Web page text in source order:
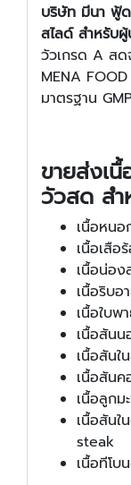
บริษัท มีนา ฟู้ด
สไลด์ สำหรับผู้
วัวเกรด A ส
MENA
มาตรฐาน
ขายส่งเ
วัวสด สำ
เนื้อหน
เนื้อเสื
เนื้อน่อ
เนื้อริบ
เนื้อใบ
เนื้อสัน
เนื้อสัน
เนื้อสัน
เนื้อลูก
เนื้อสัน
steak
เนื้อทีโ